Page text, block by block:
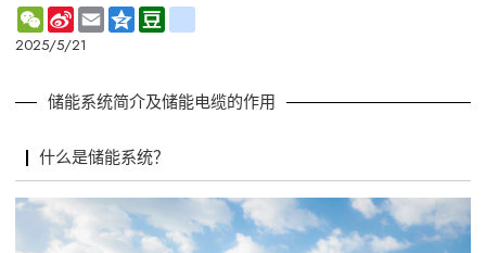
WeChat
Sina
Weibo
Email Qzone
2025/5/21
储能系统简介及储能电缆的作用
什么是储能系统？